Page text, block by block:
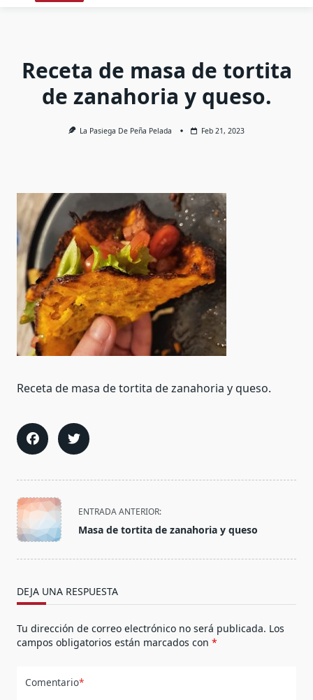
Receta de masa de tortita
de zanahoria y queso.
La Pasiega De Peña Pelada Feb 21, 2023
Receta de masa de tortita de zanahoria y queso.
<span
class="nav-
subtitle
screen-
text">Página</span>
ENTRADA ANTERIOR:
Masa de tortita de zanahoria y queso
DEJA UNA RESPUESTA
Tu dirección de correo electrónico no será publicada. Los
campos obligatorios están marcados con *
Comentario*